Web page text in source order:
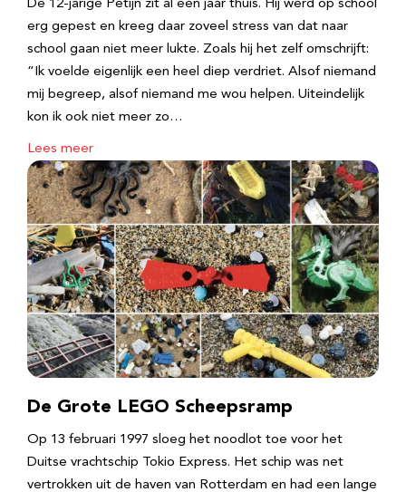
De 12-jarige Petijn zit al een jaar thuis. Hij werd op school
erg gepest en kreeg daar zoveel stress van dat naar
school gaan niet meer lukte. Zoals hij het zelf omschrijft:
“Ik voelde eigenlijk een heel diep verdriet. Alsof niemand
mij begreep, alsof niemand me wou helpen. Uiteindelijk
kon ik ook niet meer zo…
Lees meer
De Grote LEGO Scheepsramp
Op 13 februari 1997 sloeg het noodlot toe voor het
Duitse vrachtschip Tokio Express. Het schip was net
vertrokken uit de haven van Rotterdam en had een lange